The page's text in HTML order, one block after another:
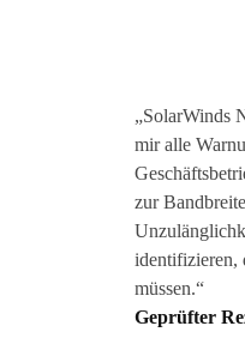
„SolarWinds
mir alle
zur
identifizieren,
müssen.“
Geprüfter